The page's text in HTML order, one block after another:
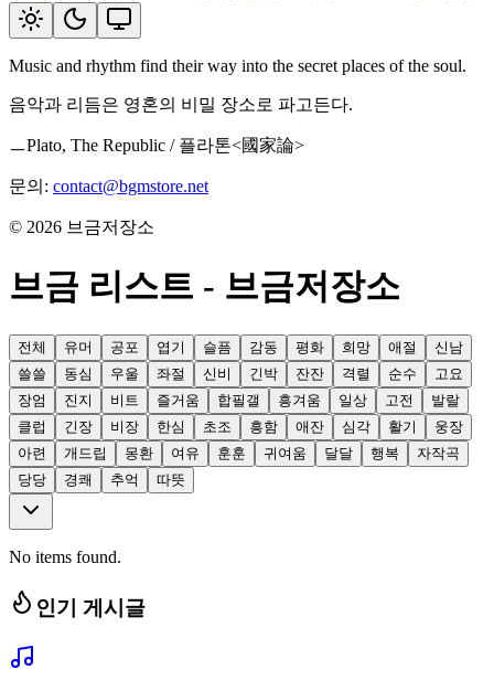
Music and rhythm find their way into the secret places of the soul.
음악과 리듬은 영혼의 비밀 장소로 파고든다.
ㅡPlato, The Republic / 플라톤<國家論>
문의: contact@bgmstore.net
© 2026 브금저장소
브금 리스트 - 브금저장소
전체 유머 공포 엽기 슬픔 감동 평화 희망 애절
신남
쓸쓸
동심 우울 좌절 신비 긴박 잔잔 격렬 순수
고요
장엄
진지 비트 즐거움 합필갤 흥겨움 일상 고전
발랄
클럽
긴장 비장 한심 초조 흥함 애잔 심각 활기
웅장
아련
개드립 몽환 여유 훈훈 귀여움 달달 행복
자작곡
당당
경쾌 추억 따뜻
No items found.
인기 게시글